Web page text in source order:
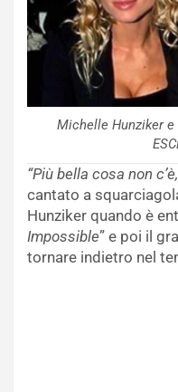
Michelle Hunziker
“Più bella cosa non
cantato a
Hunziker quando è
Impossible” e poi il
tornare indietro nel